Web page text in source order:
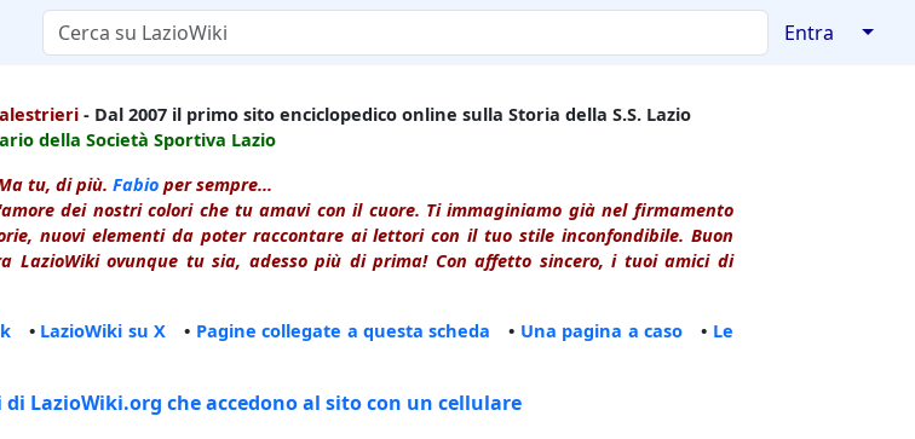
Entra ↓
- Dal 2007 il primo sito enciclopedico online sulla Storia della S.S. Lazio
della Società Sportiva Lazio
tu, di più. Fabio per sempre...
dei nostri colori che tu amavi con il cuore. Ti immaginiamo già nel firmamento
nuovi elementi da poter raccontare ai lettori con il tuo stile inconfondibile. Buon
LazioWiki ovunque tu sia, adesso più di prima! Con affetto sincero, i tuoi amici di
• LazioWiki su X • Pagine collegate a questa scheda • Una pagina a caso • Le
LazioWiki.org che accedono al sito con un cellulare